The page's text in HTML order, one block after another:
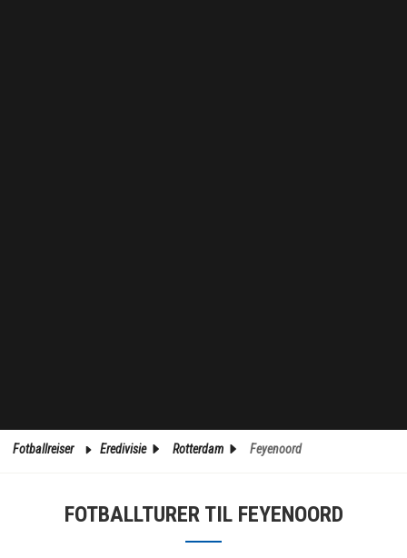
Fotballreiser Eredivisie Rotterdam Feyenoord
FOTBALLTURER TIL FEYENOORD